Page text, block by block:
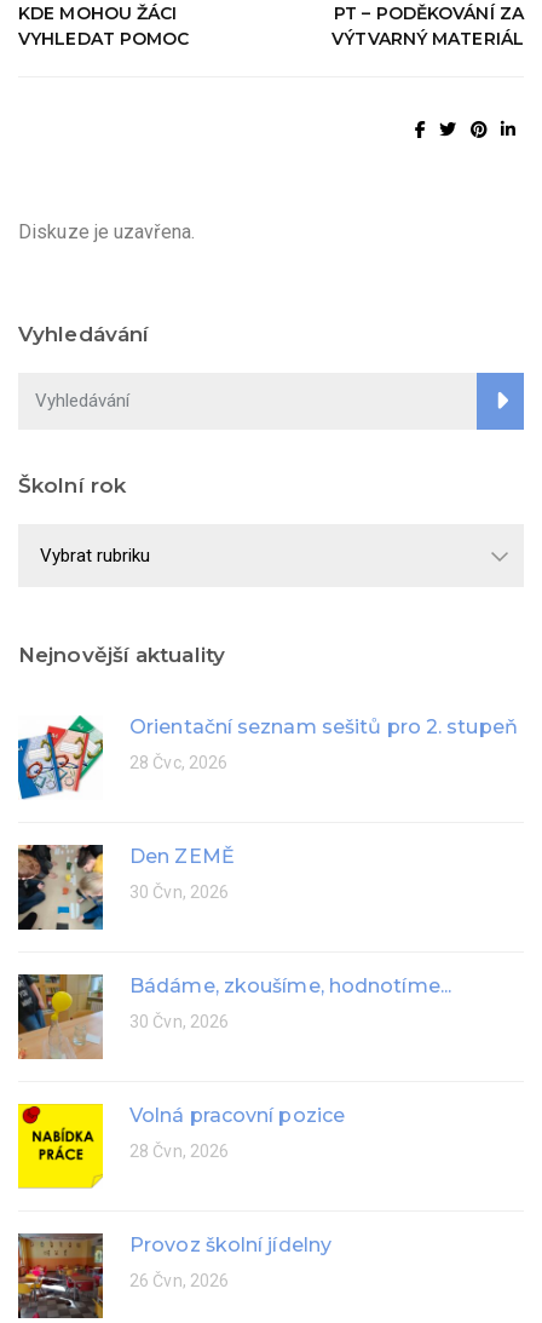
KDE MOHOU ŽÁCI
VYHLEDAT POMOC
PT – PODĚKOVÁNÍ ZA
VÝTVARNÝ MATERIÁL
Diskuze je uzavřena.
Vyhledávání
Školní rok
rok
Nejnovější aktuality
Orientační seznam sešitů pro 2. stupeň
28 Čvc, 2026
Den ZEMĚ
30 Čvn, 2026
Bádáme, zkoušíme, hodnotíme...
30 Čvn, 2026
Volná pracovní pozice
28 Čvn, 2026
Provoz školní jídelny
26 Čvn, 2026